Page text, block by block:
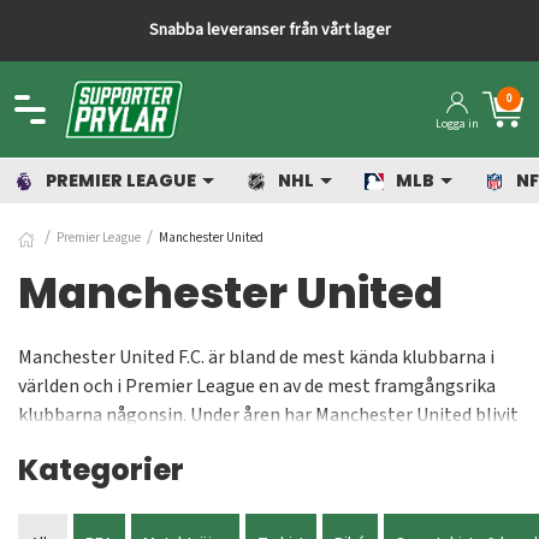
Snabba leveranser från vårt lager
Logga in
0
PREMIER LEAGUE NHL MLB
Premier League Manchester United
Manchester United
Manchester United F.C. är bland de mest kända klubbarna i
världen och i Premier League en av de mest framgångsrika
klubbarna någonsin. Under åren har Manchester United blivit
League flera gånger. Du som håller med om att Manchester
suppporter-shop massor av United-prylar. Allt från de
Kategorier